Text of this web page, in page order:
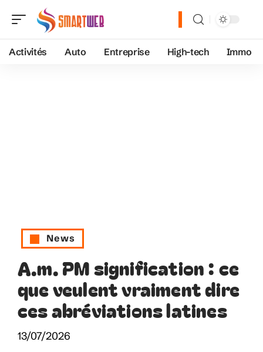
Activités Auto Entreprise High-tech Immo
News
A.m. PM signification : ce
que veulent vraiment dire
ces abréviations latines
13/07/2026